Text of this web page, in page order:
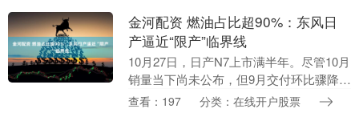
金河配资 燃油占比超90%：东风日
产逼近“限产”临界线
10月27日，日产N7上市满半年。尽管10月
销量当下尚未公布，但9月交付环比骤降
36.8%，显示其销售端面临的巨大挑战。
查看：197 分类：在线开户股票